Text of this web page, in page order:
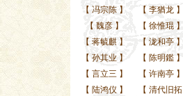
【 冯宗陈 】 【 李猶龙 】
【 魏彦 】 【 徐惟琨 】
【 蒋毓麒 】 【 泷和亭 】
【 孙其业 】 【 陈明鑑 】
【 言立三 】 【 许南亭 】
【 陆鸿仪 】 【 清代旧拓